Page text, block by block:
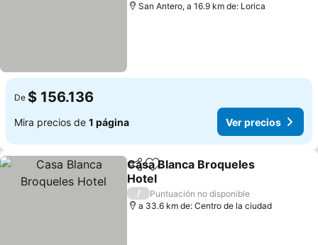
San Antero, a 16.9 km de: Lorica
De $ 156.136
Mira precios de 1 página Ver precios
CompartirAgregar a favoritos
Casa Blanca Broqueles
Hotel
Ver precios
/
Puntuación no disponible
a 33.6 km de: Centro de la ciudad